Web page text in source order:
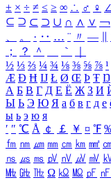
± × ÷ ≠ ≤ ≥ ∞ ∴ ♂ ♀
⊆ ⊇ ⊂ ⊃ ∪ ∩ ∧ ∨ ￢
、
。 · ‥ … ¨ 〃 ―
；
？ ＾ ｀
½ ⅓ ⅔ ¼ ¾ ⅛ ⅜ ⅝ ⅞ ¹
Æ Ð Ħ Ĳ Ł Ø Œ Þ Ŧ Ŋ
А Б В Г Д Е Ё Ж З И
Ы Ь Э Ю Я а б в г д е
ы ь э ю я
′ ″ ℃ Å ￠ ￡ ￥ ¤ ℉
㎙ ㎚ ㎛ ㎜ ㎝ ㎞ ㎟
㎱ ㎲ ㎳ ㎴ ㎵ ㎶ ㎷
㎒ ㎓ ㎔ Ω ㏀ ㏁ ㎊ ㎋